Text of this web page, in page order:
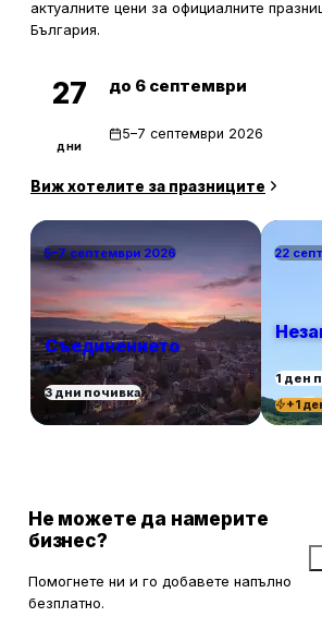
актуалните цени за официалните
България.
27
дни
до 6 септември
5–7 септември 2026
Виж хотелите за празниците
5–7 септември 2026
Съединението
3 дни почивка
22
1 ден
+1
Не можете да намерите
бизнес?
Помогнете ни и го добавете напълно
безплатно.